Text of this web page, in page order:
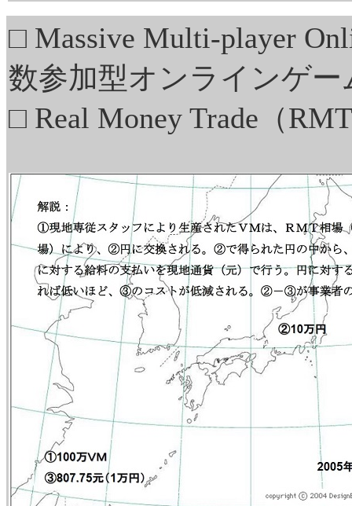
□ Massive Multi-player
数参加型オンラインゲー
□ Real Money Trade（